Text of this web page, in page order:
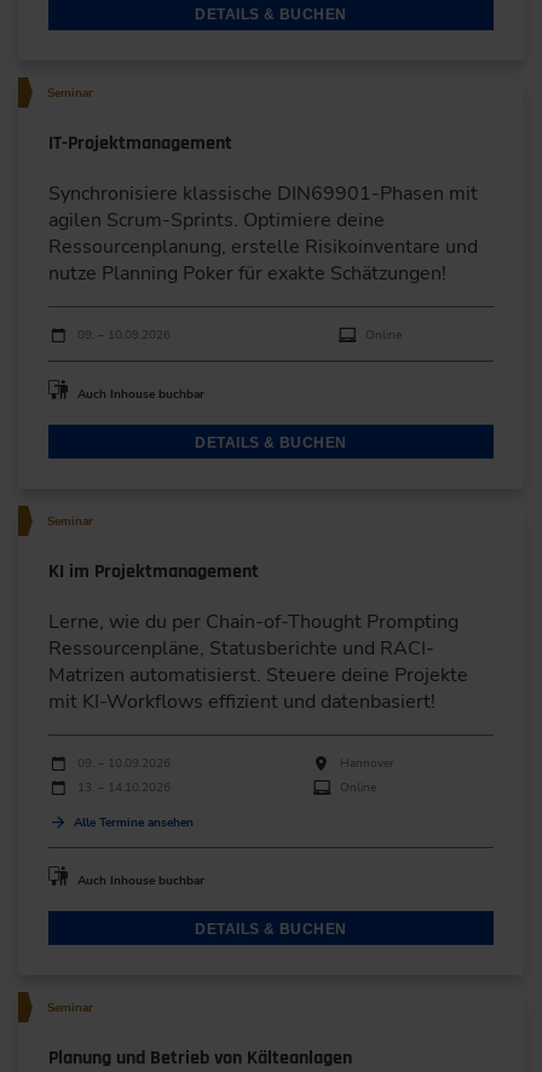
DETAILS & BUCHEN
Seminar
IT-Projektmanagement
Synchronisiere klassische DIN69901-Phasen mit
agilen Scrum-Sprints. Optimiere deine
Ressourcenplanung, erstelle Risikoinventare und
nutze Planning Poker für exakte Schätzungen!
Durchführungen
Veranstaltungsdatum
09. – 10.09.2026 Online
Auch Inhouse buchbar
DETAILS & BUCHEN
Seminar
KI im Projektmanagement
Lerne, wie du per Chain-of-Thought Prompting
Ressourcenpläne, Statusberichte und RACI-
Matrizen automatisierst. Steuere deine Projekte
mit KI-Workflows effizient und datenbasiert!
Durchführungen
Veranstaltungsdatum
09. – 10.09.2026
Hannover
13. – 14.10.2026
Online
Alle Termine ansehen
Auch Inhouse buchbar
DETAILS & BUCHEN
Seminar
Planung und Betrieb von Kälteanlagen